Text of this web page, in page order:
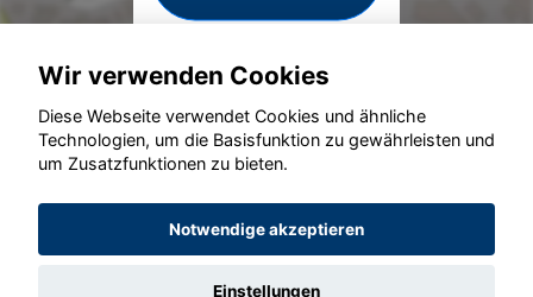
© konjunkturmotor.de GmbH 2020 - 2026
Wir verwenden Cookies
Diese Webseite verwendet Cookies und ähnliche
Technologien, um die Basisfunktion zu gewährleisten und
um Zusatzfunktionen zu bieten.
Notwendige akzeptieren
Einstellungen